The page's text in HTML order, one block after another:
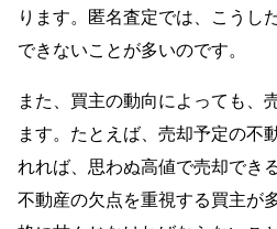
ります。匿名査定では、こうし
できないことが多いのです。
また、買主の動向によっても、
ます。たとえば、売却予定の不
れれば、思わぬ高値で売却でき
不動産の欠点を重視する買主が